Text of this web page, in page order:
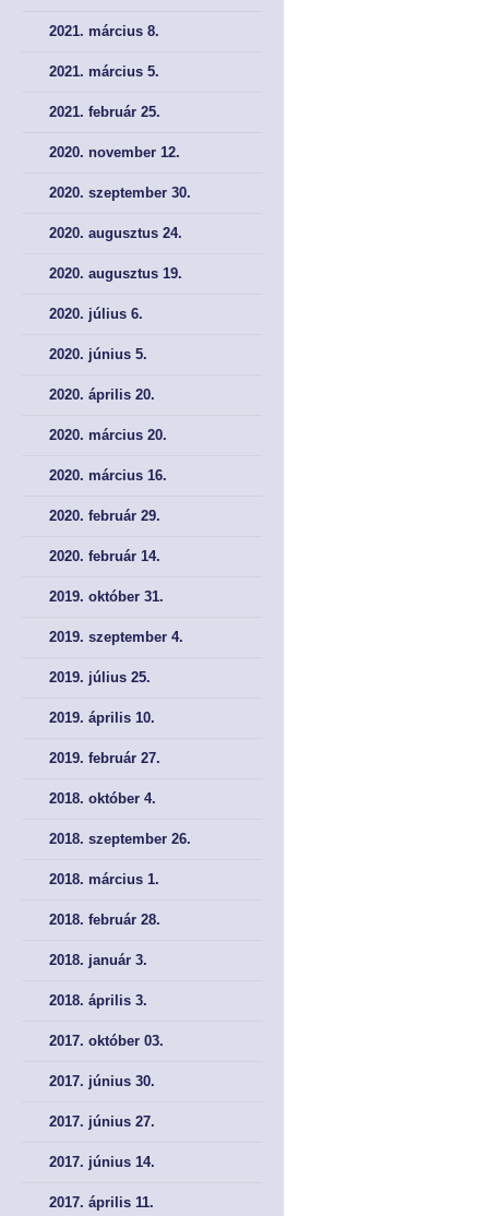
Bírósági nyomtatványok
SZAKMAI CIKKEK
Bírósági nyomtatványok
SZAKMAI CIKKEK
2021. március 8.
2021. március 5.
2021. február 25.
2020. november 12.
2020. szeptember 30.
2020. augusztus 24.
2020. augusztus 19.
2020. július 6.
2020. június 5.
2020. április 20.
2020. március 20.
2020. március 16.
2020. február 29.
2020. február 14.
2019. október 31.
2019. szeptember 4.
2019. július 25.
2019. április 10.
2019. február 27.
2018. október 4.
2018. szeptember 26.
2018. március 1.
2018. február 28.
2018. január 3.
2018. április 3.
2017. október 03.
2017. június 30.
2017. június 27.
2017. június 14.
2017. április 11.